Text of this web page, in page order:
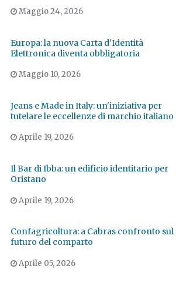
Maggio 24, 2026
Europa: la nuova Carta d'Identità
Elettronica diventa obbligatoria
Maggio 10, 2026
Jeans e Made in Italy: un'iniziativa per
tutelare le eccellenze di marchio italiano
Aprile 19, 2026
Il Bar di Ibba: un edificio identitario per
Oristano
Aprile 19, 2026
Confagricoltura: a Cabras confronto sul
futuro del comparto
Aprile 05, 2026